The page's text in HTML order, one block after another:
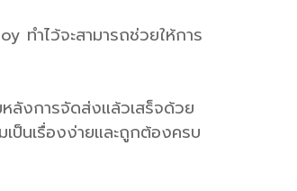
ทำไว้จะสามารถช่วยให้การ
ลังการจัดส่งแล้วเสร็จด้วย
ป็นเรื่องง่ายและถูกต้องครบ